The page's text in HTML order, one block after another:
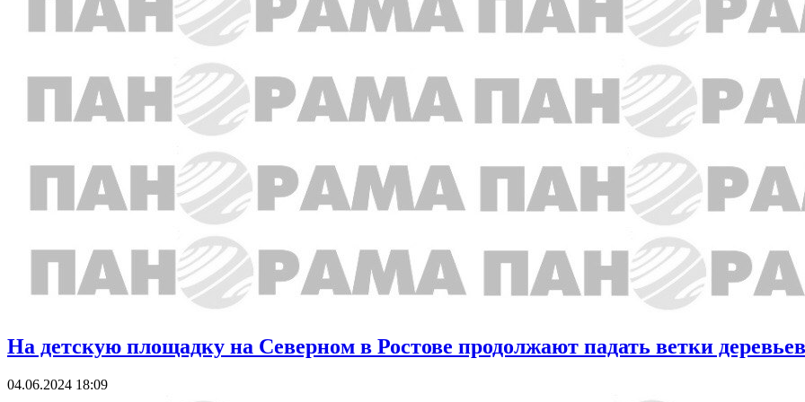
На детскую площадку на Северном в Ростове продолжают падать ветки деревьев
04.06.2024 18:09